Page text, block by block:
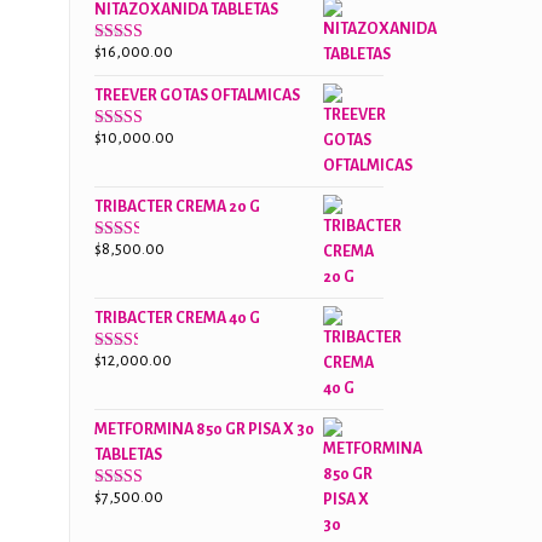
$18,000.00.$13,000.00.
NITAZOXANIDA TABLETAS
Valorado
2.61
de 5
$16,000.00
TREEVER GOTAS OFTALMICAS
Valorado
$10,000.00
TRIBACTER CREMA 20 G
Valorado
$8,500.00
TRIBACTER CREMA 40 G
Valorado
$12,000.00
METFORMINA 850 GR PISA X 30
TABLETAS
Valorado
$7,500.00